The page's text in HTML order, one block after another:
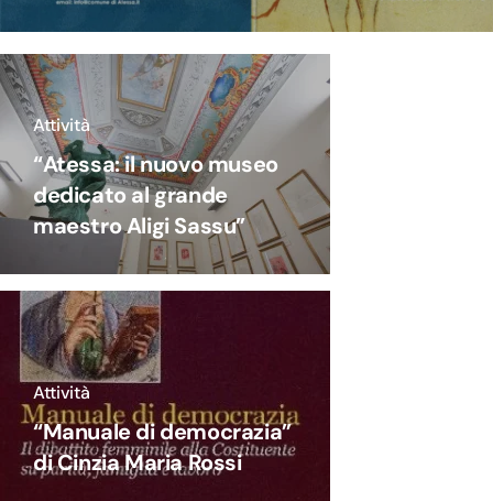
Attività
“Atessa: il nuovo museo
dedicato al grande
maestro Aligi Sassu”
Attività
“Manuale di democrazia”
di Cinzia Maria Rossi